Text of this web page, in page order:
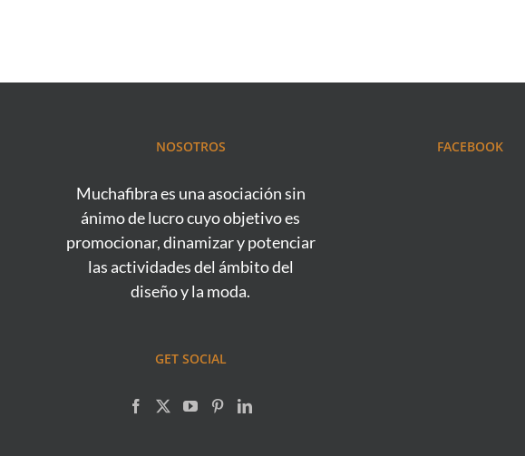
NOSOTROS
Muchafibra es una asociación sin
ánimo de lucro cuyo objetivo es
promocionar, dinamizar y potenciar
las actividades del ámbito del
diseño y la moda.
GET SOCIAL
FACEBOOK